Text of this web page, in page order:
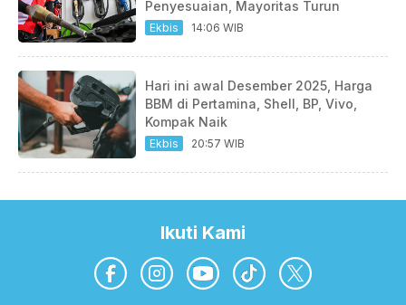
Penyesuaian, Mayoritas Turun
Ekbis 14:06 WIB
Hari ini awal Desember 2025, Harga
BBM di Pertamina, Shell, BP, Vivo,
Kompak Naik
Ekbis 20:57 WIB
Ikuti Kami